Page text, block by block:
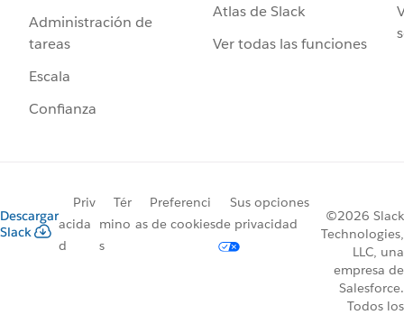
Administración de
tareas
Escala
Confianza
Atlas de Slack
Ver todas las funciones
Descargar
Slack
Priv
acida
d
Tér
mino
s
Preferenci
as de cookies
Sus opciones
de privacidad
©2026 Slack
Technologies,
LLC, una
empresa de
Salesforce.
Todos los